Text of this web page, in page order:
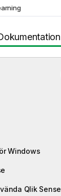
Windows
Qlik Sense